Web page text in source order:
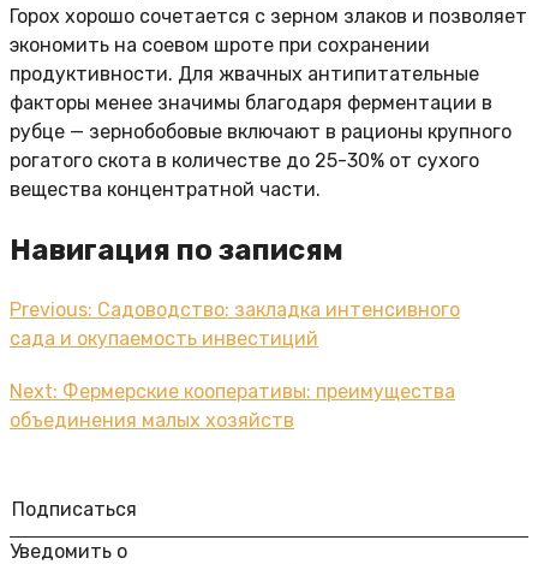
Горох хорошо сочетается с зерном злаков и позволяет
экономить на соевом шроте при сохранении
продуктивности. Для жвачных антипитательные
факторы менее значимы благодаря ферментации в
рубце — зернобобовые включают в рационы крупного
рогатого скота в количестве до 25-30% от сухого
вещества концентратной части.
Навигация по записям
Previous: Садоводство: закладка интенсивного
сада и окупаемость инвестиций
Next: Фермерские кооперативы: преимущества
объединения малых хозяйств
Подписаться
Уведомить о